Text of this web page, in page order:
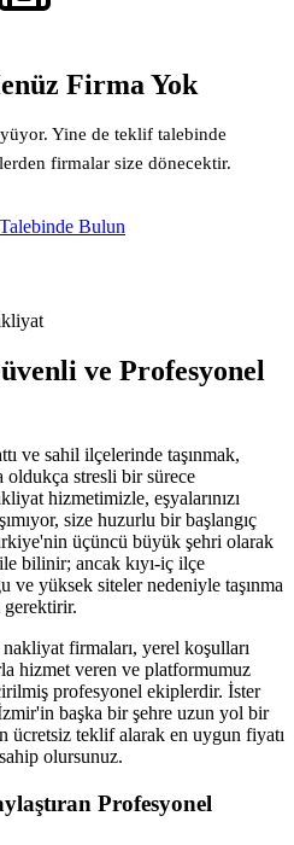
Firma Yok
Yine de teklif talebinde
firmalar size dönecektir.
Bulun
ve Profesyonel
ve sahil ilçelerinde taşınmak,
oldukça stresli bir sürece
hizmetimizle, eşyalarınızı
size huzurlu bir başlangıç
üçüncü büyük şehri olarak
bilinir; ancak kıyı-iç ilçe
ve yüksek siteler nedeniyle taşınma
gerektirir.
firmaları, yerel koşulları
hizmet veren ve platformumuz
profesyonel ekiplerdir. İster
başka bir şehre uzun yol bir
ücretsiz teklif alarak en uygun fiyatı
olursunuz.
Profesyonel